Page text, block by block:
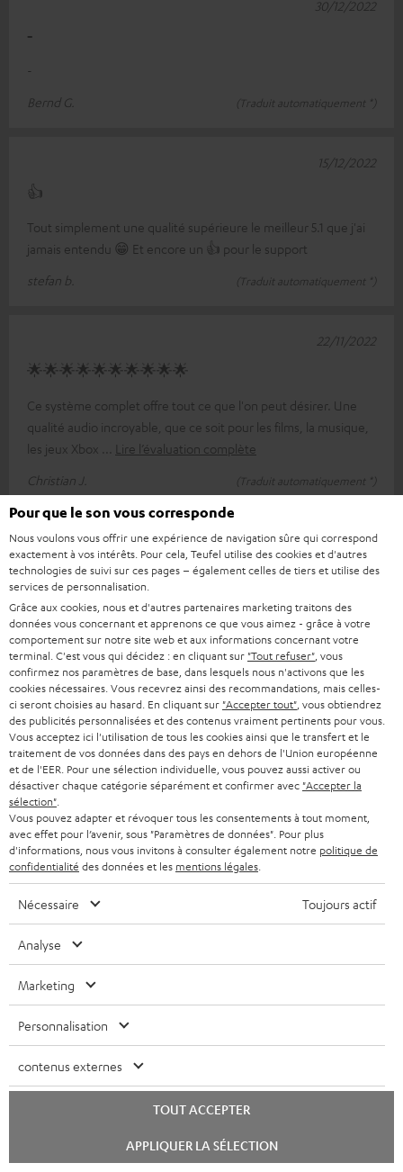
-
-
Bernd G.
(Traduit automatiquement *)
30/12/2022
👍
Tout simplement une qualité supérieure le meilleur 5.1 que j'ai
jamais entendu 😁 Et encore un 👍 pour le support
stefan b.
(Traduit automatiquement *)
15/12/2022
🌟🌟🌟🌟🌟🌟🌟🌟🌟🌟
Ce système complet offre tout ce que l'on peut désirer. Une
qualité audio incroyable, que ce soit pour les films, la musique,
les jeux Xbox
Lire l’évaluation complète
Christian J.
(Traduit automatiquement *)
22/11/2022
7 / 7
traduit automatiquement par
DeepL
Accessoires
Accessoires nécessaires
Veuillez vérifier si les câbles de connexion sont inclus
dans la livraison.
Câble HDMI® haute vitesse
avec Ethernet
Câble HDMI high speed
formats 2.0 comme 4K
50/60p et 4K 3D
chat
Pour que le son vous corresponde
Nous voulons vous offrir une expérience de navigation sûre qui correspond
exactement à vos intérêts. Pour cela, Teufel utilise des cookies et d'autres
technologies de suivi sur ces pages – également celles de tiers et utilise des
services de personnalisation.
Grâce aux cookies, nous et d'autres partenaires marketing traitons des
données vous concernant et apprenons ce que vous aimez - grâce à votre
comportement sur notre site web et aux informations concernant votre
terminal. C'est vous qui décidez : en cliquant sur "Tout refuser" , vous
confirmez nos paramètres de base, dans lesquels nous n'activons que les
cookies nécessaires. Vous recevrez ainsi des recommandations, mais celles-
ci seront choisies au hasard. En cliquant sur "Accepter tout" , vous obtiendrez
des publicités personnalisées et des contenus vraiment pertinents pour vous.
Vous acceptez ici l'utilisation de tous les cookies ainsi que le transfert et le
traitement de vos données dans des pays en dehors de l'Union européenne
et de l'EER. Pour une sélection individuelle, vous pouvez aussi activer ou
désactiver chaque catégorie séparément et confirmer avec "Accepter la
sélection"
Vous pouvez adapter et révoquer tous les consentements à tout moment,
avec effet pour l’avenir, sous "Paramètres de données". Pour plus
d'informations, nous vous invitons à consulter également notre politique de
confidentialité des données et les mentions légales
Nécessaire Toujours actif
Analyse
Marketing
Personnalisation
contenus externes
TOUT ACCEPTER
APPLIQUER LA SÉLECTION